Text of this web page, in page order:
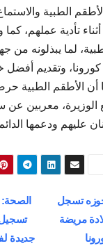
الطبية
تأدية عملهم،
لما يبذلونه من
وتقديم أفضل
أن الأطقم الطبية
معربين عن
عليهم ودعمها
تسجل
مريضة